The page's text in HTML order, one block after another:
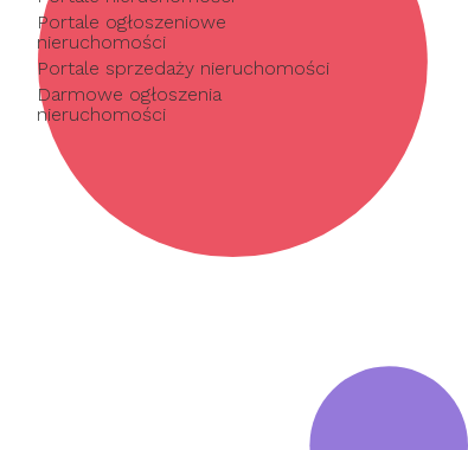
Portale ogłoszeniowe
nieruchomości
Portale sprzedaży nieruchomości
Darmowe ogłoszenia
nieruchomości